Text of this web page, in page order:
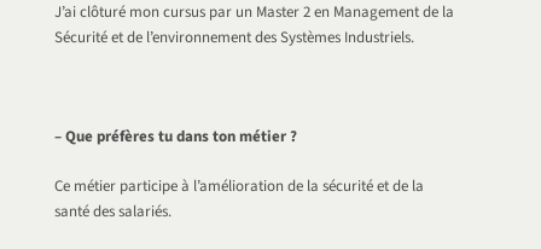
J’ai clôturé mon cursus par un Master 2 en Management de la
Sécurité et de l’environnement des Systèmes Industriels.
– Que préfères tu dans ton métier ?
Ce métier participe à l’amélioration de la sécurité et de la
santé des salariés.